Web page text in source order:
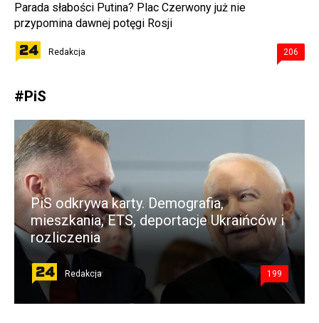
Parada słabości Putina? Plac Czerwony już nie
przypomina dawnej potęgi Rosji
Redakcja 206
#PiS
PiS odkrywa karty. Demografia,
mieszkania, ETS, deportacje Ukraińców i
rozliczenia
Redakcja 199